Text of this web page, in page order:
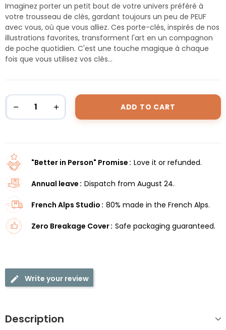
Imaginez porter un petit bout de votre univers préféré à
votre trousseau de clés, gardant toujours un peu de PEUF
avec vous, où que vous alliez. Ces porte-clés, inspirés de nos
illustrations favorites, transforment l'art en un compagnon
de poche quotidien. C'est une touche magique à chaque
fois que vous utilisez vos clés...
ADD TO CART
"Better in Person" Promise Love it or refunded.
Annual leave Dispatch from August 24.
French Alps Studio 80% made in the French Alps.
Zero Breakage Cover Safe packaging guaranteed.
Write your review
Description